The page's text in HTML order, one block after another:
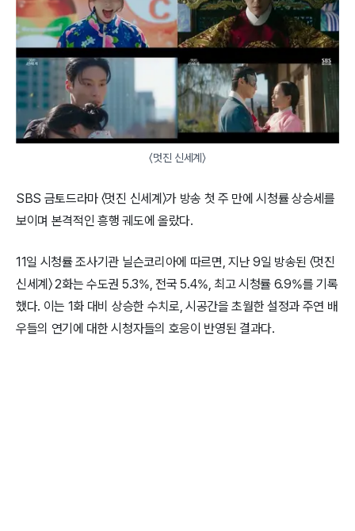
〈멋진 신세계〉
SBS 금토드라마 〈멋진 신세계〉가 방송 첫 주 만에 시청률 상승세를
보이며 본격적인 흥행 궤도에 올랐다.
11일 시청률 조사기관 닐슨코리아에 따르면, 지난 9일 방송된 〈멋진
신세계〉 2화는 수도권 5.3%, 전국 5.4%, 최고 시청률 6.9%를 기록
했다. 이는 1화 대비 상승한 수치로, 시공간을 초월한 설정과 주연 배
우들의 연기에 대한 시청자들의 호응이 반영된 결과다.